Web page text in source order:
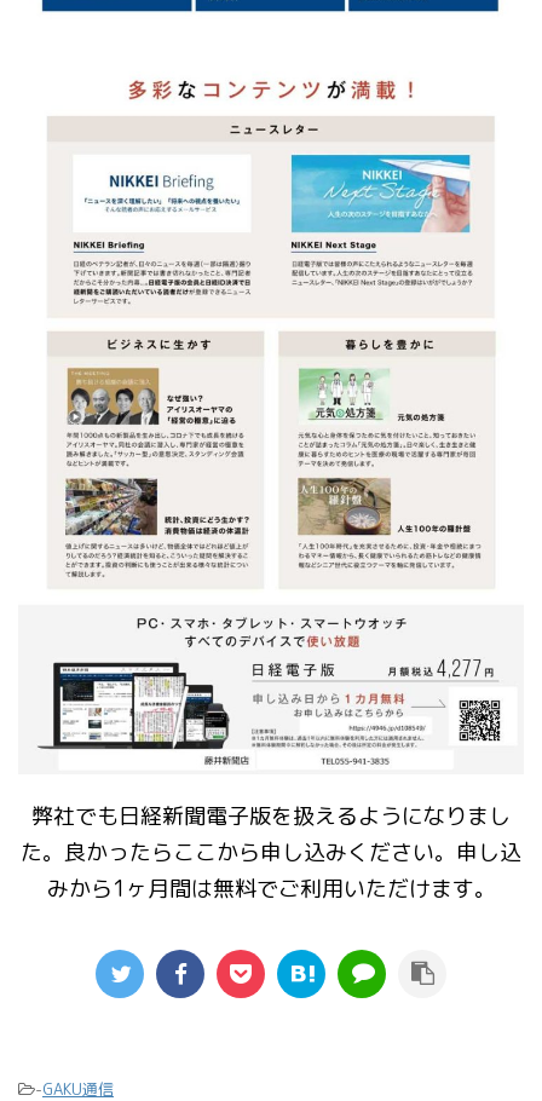
弊社でも日経新聞電子版を扱えるようになりまし
た。良かったらここから申し込みください。申し込
みから1ヶ月間は無料でご利用いただけます。
-GAKU通信